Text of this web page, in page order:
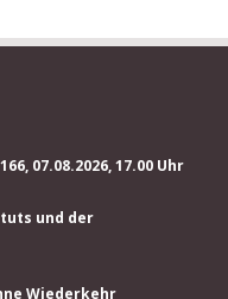
07.08.2026, 17.00 Uhr
und der
Wiederkehr